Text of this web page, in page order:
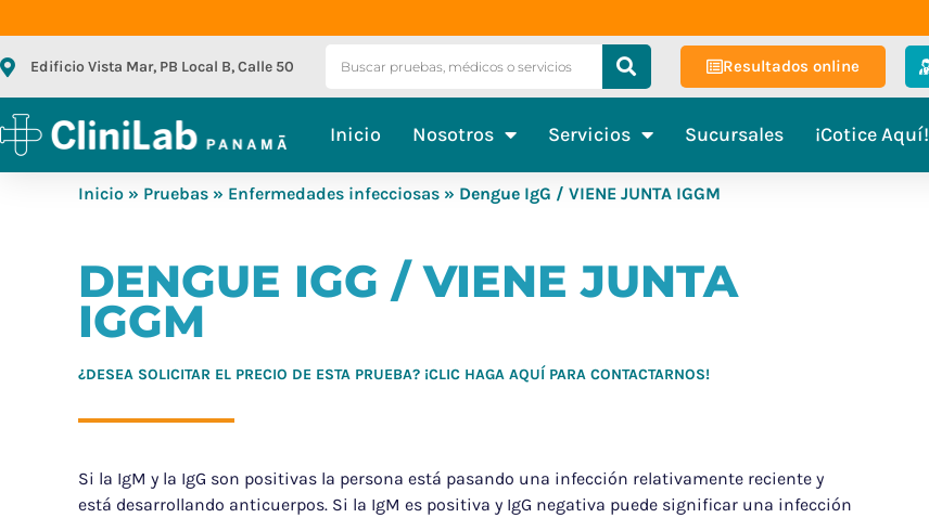
Edificio Vista Mar, PB Local B, Calle 50 Resultados online
Inicio Nosotros Servicios Sucursales ¡Cotice Aquí!
Inicio » Pruebas » Enfermedades infecciosas » Dengue IgG / VIENE JUNTA IGGM
DENGUE IGG / VIENE JUNTA
IGGM
¿DESEA SOLICITAR EL PRECIO DE ESTA PRUEBA? ¡CLIC HAGA AQUÍ PARA CONTACTARNOS!
Si la IgM y la IgG son positivas la persona está pasando una infección relativamente reciente y
está desarrollando anticuerpos. Si la IgM es positiva y IgG negativa puede significar una infección